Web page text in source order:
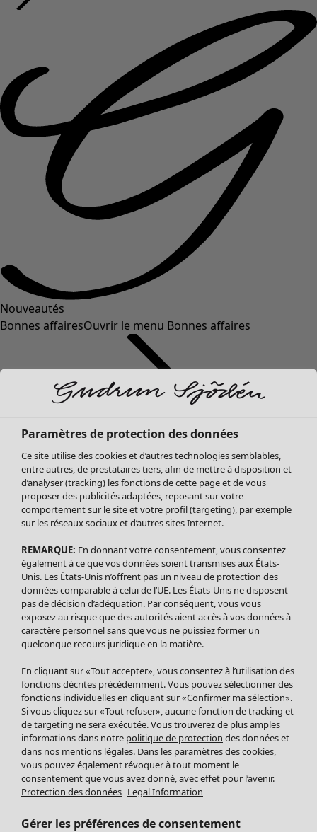
Nouveautés
Bonnes affairesOuvrir le menu Bonnes affaires
Soldes Vêtements
Tous les vêtements
Robes
Tuniques
Blouses
Tops
Gilets
Pantalon
Jupes
Leggings et collants
Accessoires
Chaussures
Vêtements de bain
Basics
Soldes Mobilier
Bonnes affaires déco
Décoration
Textiles
Tapis
Éponge
Paramètres de protection des données
Ce site utilise des cookies et d’autres technologies semblables,
entre autres, de prestataires tiers, afin de mettre à disposition et
d’analyser (tracking) les fonctions de cette page et de vous
proposer des publicités adaptées, reposant sur votre
comportement sur le site et votre profil (targeting), par exemple
sur les réseaux sociaux et d’autres sites Internet.
REMARQUE: En donnant votre consentement, vous consentez
également à ce que vos données soient transmises aux États-
Unis. Les États-Unis n’offrent pas un niveau de protection des
données comparable à celui de l’UE. Les États-Unis ne disposent
pas de décision d’adéquation. Par conséquent, vous vous
exposez au risque que des autorités aient accès à vos données à
caractère personnel sans que vous ne puissiez former un
quelconque recours juridique en la matière.
En cliquant sur «Tout accepter», vous consentez à l’utilisation des
fonctions décrites précédemment. Vous pouvez sélectionner des
fonctions individuelles en cliquant sur «Confirmer ma sélection».
Si vous cliquez sur «Tout refuser», aucune fonction de tracking et
de targeting ne sera exécutée. Vous trouverez de plus amples
informations dans notre politique de protection des données et
dans nos mentions légales. Dans les paramètres des cookies,
vous pouvez également révoquer à tout moment le
consentement que vous avez donné, avec effet pour l’avenir.
Protection des données Legal Information
Gérer les préférences de consentement